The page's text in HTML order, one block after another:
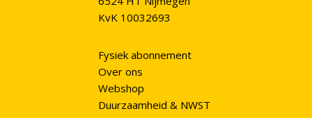
KvK 10032693
Fysiek abonnement
Over ons
Webshop
Duurzaamheid & NWST